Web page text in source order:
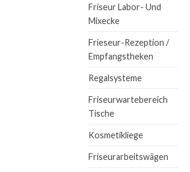
Friseur Labor- Und
Mixecke
Frieseur-Rezeption /
Empfangstheken
Regalsysteme
Friseurwartebereich
Tische
Kosmetikliege
Friseurarbeitswägen